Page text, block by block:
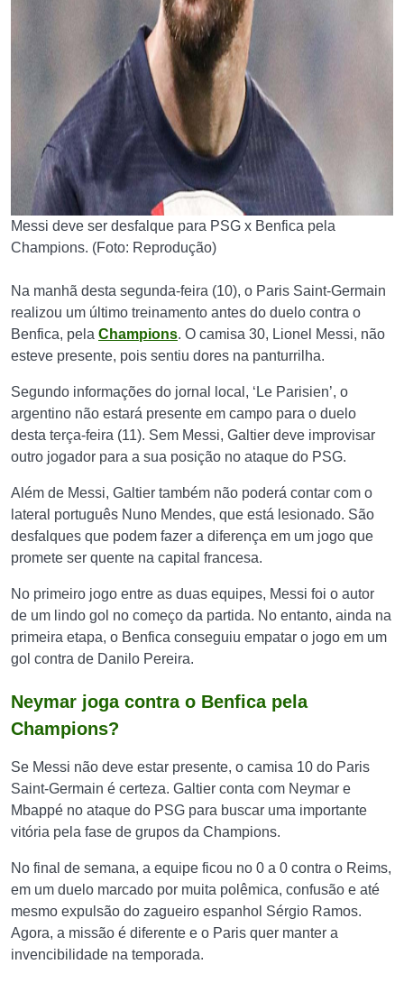
Messi deve ser desfalque para PSG x Benfica pela
Champions. (Foto: Reprodução)
Na manhã desta segunda-feira (10), o Paris Saint-Germain
realizou um último treinamento antes do duelo contra o
Benfica, pela Champions. O camisa 30, Lionel Messi, não
esteve presente, pois sentiu dores na panturrilha.
Segundo informações do jornal local, ‘Le Parisien’, o
argentino não estará presente em campo para o duelo
desta terça-feira (11). Sem Messi, Galtier deve improvisar
outro jogador para a sua posição no ataque do PSG.
Além de Messi, Galtier também não poderá contar com o
lateral português Nuno Mendes, que está lesionado. São
desfalques que podem fazer a diferença em um jogo que
promete ser quente na capital francesa.
No primeiro jogo entre as duas equipes, Messi foi o autor
de um lindo gol no começo da partida. No entanto, ainda na
primeira etapa, o Benfica conseguiu empatar o jogo em um
gol contra de Danilo Pereira.
Neymar joga contra o Benfica pela
Champions?
Se Messi não deve estar presente, o camisa 10 do Paris
Saint-Germain é certeza. Galtier conta com Neymar e
Mbappé no ataque do PSG para buscar uma importante
vitória pela fase de grupos da Champions.
No final de semana, a equipe ficou no 0 a 0 contra o Reims,
em um duelo marcado por muita polêmica, confusão e até
mesmo expulsão do zagueiro espanhol Sérgio Ramos.
Agora, a missão é diferente e o Paris quer manter a
invencibilidade na temporada.